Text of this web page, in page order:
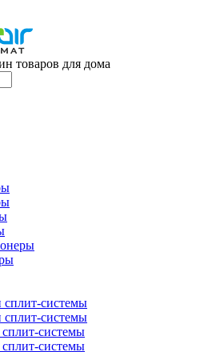
товаров для дома
сплит-системы
сплит-системы
системы
системы